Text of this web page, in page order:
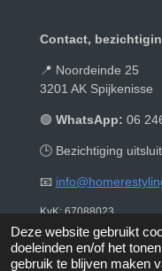
Deze website gebruikt
doeleinden en/of het
gebruik te blijven maken
Contact,
📍 Noordeinde 25
3201 AK Spijkenisse
🟢 WhatsApp: 06
🕒 Bezichtiging
📧
KvK: 67088023
© 2019 - 2026